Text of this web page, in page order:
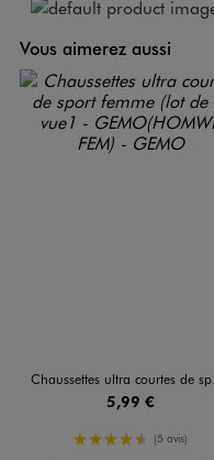
Vous aimerez aussi
Chaussettes ultra courtes de sport femme (lot de 3)
5,99 €
4.5/5 de moyenne
(5 avis)